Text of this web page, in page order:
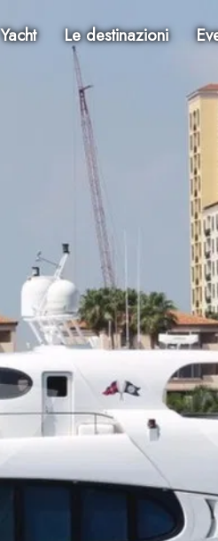
Yacht Le destinazioni